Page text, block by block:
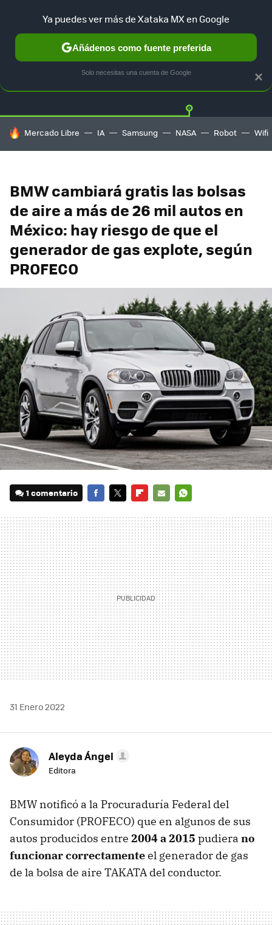
TESLA UBER AUTO ELECTRICO Twitter
HOY SE HABLA DE
Mercado Libre IA Samsung NASA Robot Wifi
BMW cambiará gratis las bolsas
de aire a más de 26 mil autos en
México: hay riesgo de que el
generador de gas explote, según
PROFECO
1 comentario
MAIL
31 Enero 2022
Aleyda Ángel
Editora
BMW notificó a la Procuraduría Federal del
Consumidor (PROFECO) que en algunos de sus
autos producidos entre 2004 a 2015 pudiera no
funcionar correctamenteel generador de gas
de la bolsa de aire TAKATA del conductor.
×
Ya puedes ver más de Xataka MX en Google
Añádenos como fuente preferida
Solo necesitas una cuenta de Google